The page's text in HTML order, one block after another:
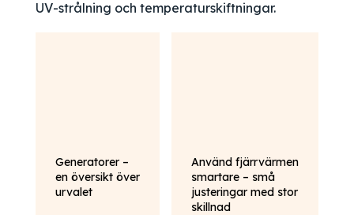
UV-strålning och temperaturskiftningar.
Generatorer –
en översikt över
urvalet
Använd fjärrvärmen
smartare – små
justeringar med stor
skillnad